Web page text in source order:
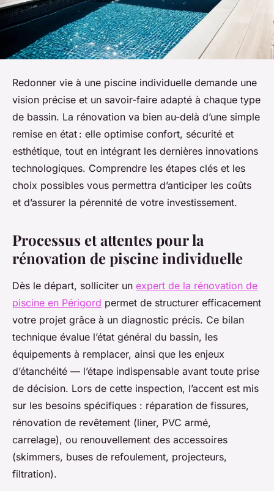
Redonner vie à une piscine individuelle demande une
vision précise et un savoir-faire adapté à chaque type
de bassin. La rénovation va bien au-delà d’une simple
remise en état : elle optimise confort, sécurité et
esthétique, tout en intégrant les dernières innovations
technologiques. Comprendre les étapes clés et les
choix possibles vous permettra d’anticiper les coûts
et d’assurer la pérennité de votre investissement.
Processus et attentes pour la
rénovation de piscine individuelle
Dès le départ, solliciter un expert de la rénovation de
piscine en Périgord permet de structurer efficacement
votre projet grâce à un diagnostic précis. Ce bilan
technique évalue l’état général du bassin, les
équipements à remplacer, ainsi que les enjeux
d’étanchéité — l’étape indispensable avant toute prise
de décision. Lors de cette inspection, l’accent est mis
sur les besoins spécifiques : réparation de fissures,
rénovation de revêtement (liner, PVC armé,
carrelage), ou renouvellement des accessoires
(skimmers, buses de refoulement, projecteurs,
filtration).